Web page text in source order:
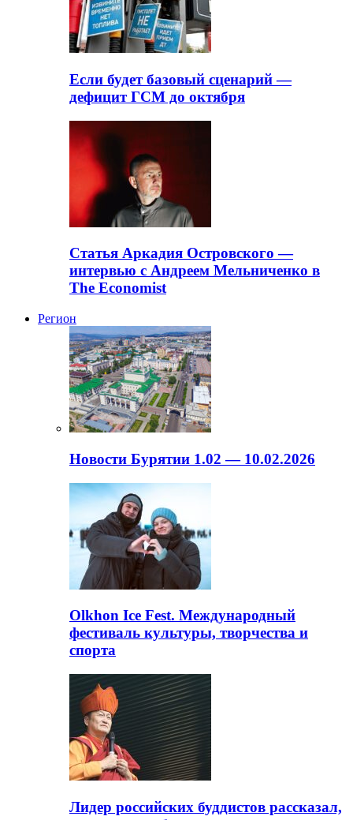
Если будет базовый сценарий —
дефицит ГСМ до октября
Статья Аркадия Островского —
интервью с Андреем Мельниченко в
The Economist
Регион
Новости Бурятии 1.02 — 10.02.2026
Olkhon Ice Fest. Международный
фестиваль культуры, творчества и
спорта
Лидер российских буддистов рассказал,